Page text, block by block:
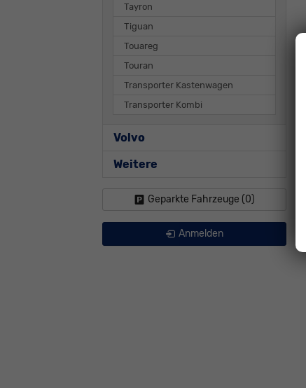
Tayron
Tiguan
Touareg
Touran
Transporter Kastenwagen
Transporter Kombi
Volvo
Weitere
Geparkte Fahrzeuge (0)
Anmelden